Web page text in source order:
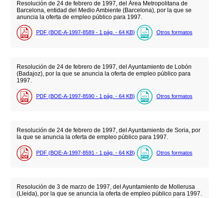
Resolución de 24 de febrero de 1997, del Área Metropolitana de
Barcelona, entidad del Medio Ambiente (Barcelona), por la que se
anuncia la oferta de empleo público para 1997.
PDF (BOE-A-1997-8589 - 1 pág. - 64 KB) Otros formatos
Resolución de 24 de febrero de 1997, del Ayuntamiento de Lobón
(Badajoz), por la que se anuncia la oferta de empleo público para
1997.
PDF (BOE-A-1997-8590 - 1 pág. - 64 KB) Otros formatos
Resolución de 24 de febrero de 1997, del Ayuntamiento de Soria, por
la que se anuncia la oferta de empleo público para 1997.
PDF (BOE-A-1997-8591 - 1 pág. - 64 KB) Otros formatos
Resolución de 3 de marzo de 1997, del Ayuntamiento de Mollerusa
(Lleida), por la que se anuncia la oferta de empleo público para 1997.